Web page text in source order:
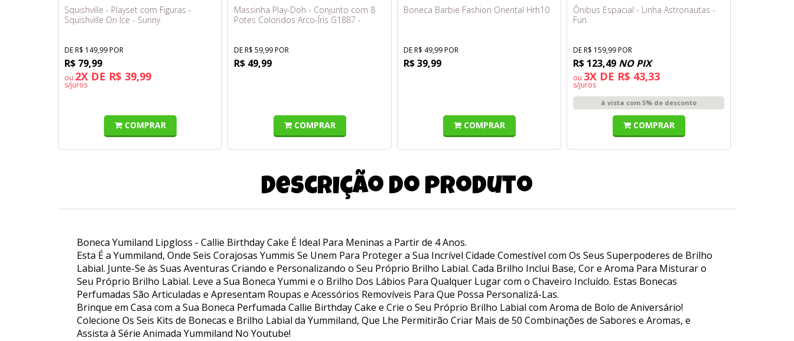
Squishville - Playset com Figuras -
Squishville On Ice - Sunny
DE R$ 149,99 POR
R$ 79,99
ou 2X DE R$ 39,99
s/juros
COMPRAR
Massinha Play-Doh - Conjunto com 8
Potes Coloridos Arco-Íris G1887 -
DE R$ 59,99 POR
R$ 49,99
COMPRAR
Boneca Barbie Fashion Oriental Hrh10
DE R$ 49,99 POR
R$ 39,99
COMPRAR
Ônibus Espacial - Linha Astronautas -
Fun
DE R$ 159,99 POR
R$ 123,49 NO PIX
ou 3X DE R$ 43,33
s/juros
à vista com 5% de desconto
COMPRAR
Descrição do produto
Boneca Yumiland Lipgloss - Callie Birthday Cake É Ideal Para Meninas a Partir de 4 Anos.
Esta É a Yummiland, Onde Seis Corajosas Yummis Se Unem Para Proteger a Sua Incrível Cidade Comestível com Os Seus Superpoderes de Brilho
Labial. Junte-Se às Suas Aventuras Criando e Personalizando o Seu Próprio Brilho Labial. Cada Brilho Inclui Base, Cor e Aroma Para Misturar o
Seu Próprio Brilho Labial. Leve a Sua Boneca Yummi e o Brilho Dos Lábios Para Qualquer Lugar com o Chaveiro Incluído. Estas Bonecas
Perfumadas São Articuladas e Apresentam Roupas e Acessórios Removíveis Para Que Possa Personalizá-Las.
Brinque em Casa com a Sua Boneca Perfumada Callie Birthday Cake e Crie o Seu Próprio Brilho Labial com Aroma de Bolo de Aniversário!
Colecione Os Seis Kits de Bonecas e Brilho Labial da Yummiland, Que Lhe Permitirão Criar Mais de 50 Combinações de Sabores e Aromas, e
Assista à Série Animada Yummiland No Youtube!